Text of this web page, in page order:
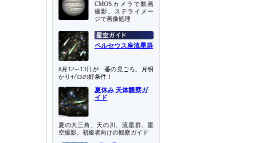
CMOSカメラで動画
撮影、ステライメー
ジで画像処理
ペルセウス座流星群
8月12～13日が一番の見ごろ。月明
かりゼロの好条件！
夏休み 天体観察ガ
イド
夏の大三角、天の川、流星群、星
空撮影。初級者向けの観察ガイド